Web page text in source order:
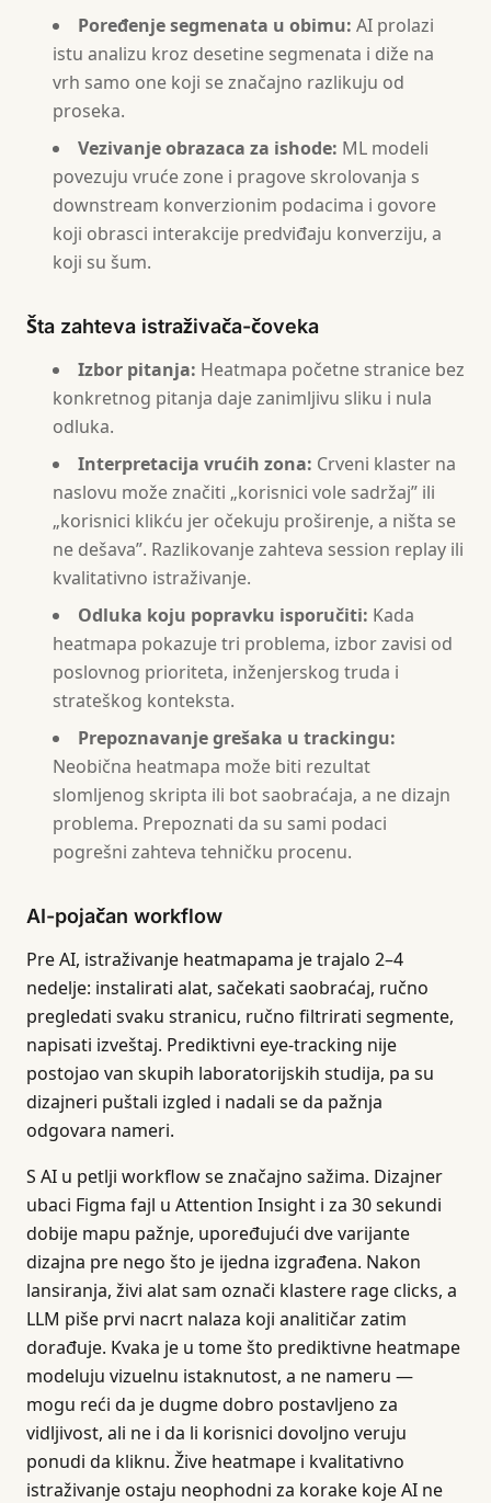
Poređenje segmenata u obimu: AI prolazi
istu analizu kroz desetine segmenata i diže na
vrh samo one koji se značajno razlikuju od
proseka.
Vezivanje obrazaca za ishode: ML modeli
povezuju vruće zone i pragove skrolovanja s
downstream konverzionim podacima i govore
koji obrasci interakcije predviđaju konverziju, a
koji su šum.
Šta zahteva istraživača-čoveka
Izbor pitanja: Heatmapa početne stranice bez
konkretnog pitanja daje zanimljivu sliku i nula
odluka.
Interpretacija vrućih zona: Crveni klaster na
naslovu može značiti „korisnici vole sadržaj” ili
„korisnici klikću jer očekuju proširenje, a ništa se
ne dešava”. Razlikovanje zahteva session replay ili
kvalitativno istraživanje.
Odluka koju popravku isporučiti: Kada
heatmapa pokazuje tri problema, izbor zavisi od
poslovnog prioriteta, inženjerskog truda i
strateškog konteksta.
Prepoznavanje grešaka u trackingu:
Neobična heatmapa može biti rezultat
slomljenog skripta ili bot saobraćaja, a ne dizajn
problema. Prepoznati da su sami podaci
pogrešni zahteva tehničku procenu.
AI-pojačan workflow
Pre AI, istraživanje heatmapama je trajalo 2–4
nedelje: instalirati alat, sačekati saobraćaj, ručno
pregledati svaku stranicu, ručno filtrirati segmente,
napisati izveštaj. Prediktivni eye-tracking nije
postojao van skupih laboratorijskih studija, pa su
dizajneri puštali izgled i nadali se da pažnja
odgovara nameri.
S AI u petlji workflow se značajno sažima. Dizajner
ubaci Figma fajl u Attention Insight i za 30 sekundi
dobije mapu pažnje, upoređujući dve varijante
dizajna pre nego što je ijedna izgrađena. Nakon
lansiranja, živi alat sam označi klastere rage clicks, a
LLM piše prvi nacrt nalaza koji analitičar zatim
dorađuje. Kvaka je u tome što prediktivne heatmape
modeluju vizuelnu istaknutost, a ne nameru —
mogu reći da je dugme dobro postavljeno za
vidljivost, ali ne i da li korisnici dovoljno veruju
ponudi da kliknu. Žive heatmape i kvalitativno
istraživanje ostaju neophodni za korake koje AI ne